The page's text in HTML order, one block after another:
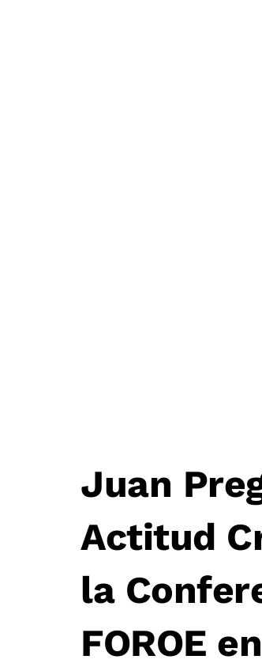
Juan
Actitud
la
FOROE
Post
navigation